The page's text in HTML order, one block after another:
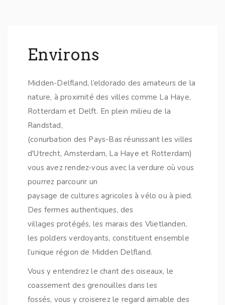
Environs
Midden-Delfland, l’eldorado des amateurs de la
nature, à proximité des villes comme La Haye,
Rotterdam et Delft. En plein milieu de la
Randstad,
(conurbation des Pays-Bas réunissant les villes
d'Utrecht, Amsterdam, La Haye et Rotterdam)
vous avez rendez-vous avec la verdure où vous
pourrez parcourir un
paysage de cultures agricoles à vélo ou à pied.
Des fermes authentiques, des
villages protégés, les marais des Vlietlanden,
les polders verdoyants, constituent ensemble
l’unique région de Midden Delfland.
Vous y entendrez le chant des oiseaux, le
coassement des grenouilles dans les
fossés, vous y croiserez le regard aimable des